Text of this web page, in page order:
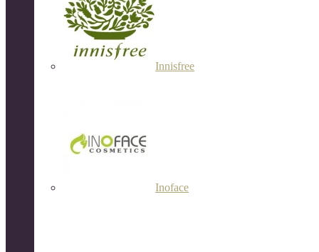
Innisfree
Inoface